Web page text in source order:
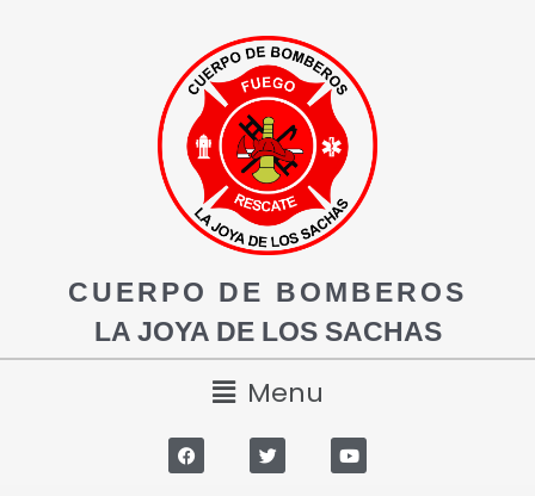
CUERPO DE BOMBEROS
LA JOYA DE LOS SACHAS
Menu